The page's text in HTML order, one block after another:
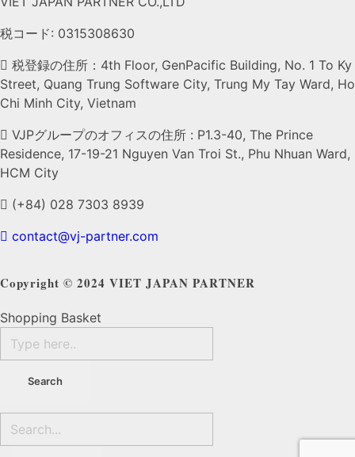
税コード: 0315308630
税登録の住所：4th Floor, GenPacific Building, No. 1 To Ky
Street, Quang Trung Software City, Trung My Tay Ward, Ho
Chi Minh City, Vietnam
VJPグループのオフィスの住所 : P1.3-40, The Prince
Residence, 17-19-21 Nguyen Van Troi St., Phu Nhuan Ward,
HCM City
(+84) 028 7303 8939
contact@vj-partner.com
Copyright © 2024 VIET JAPAN PARTNER
Shopping Basket